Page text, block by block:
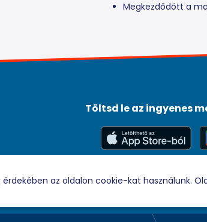
Megkezdődött a
Töltsd le az ingyenes
az oldalon cookie-kat használunk.